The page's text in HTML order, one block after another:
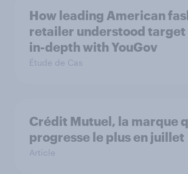
How leading American
retailer understood target
in-depth with YouGov
Étude de Cas
Crédit Mutuel, la marque
progresse le plus en juillet
Article